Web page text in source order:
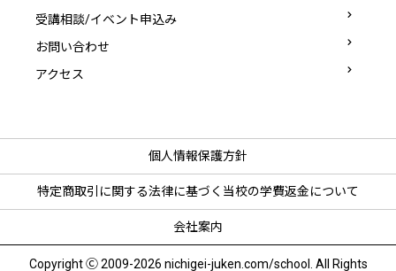
受講相談/イベント申込み
お問い合わせ
アクセス
個人情報保護方針
特定商取引に関する法律に基づく 当校の学費返金について
会社案内
Copyright Ⓒ 2009-2026 nichigei-juken.com/school. All Rights